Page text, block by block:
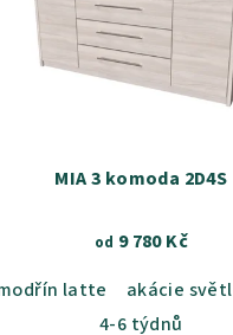
dub harmony
dub sametový dub
MIA 3 komoda 2D4S
od 9 780 Kč
latte
akácie
4-6 týdnů